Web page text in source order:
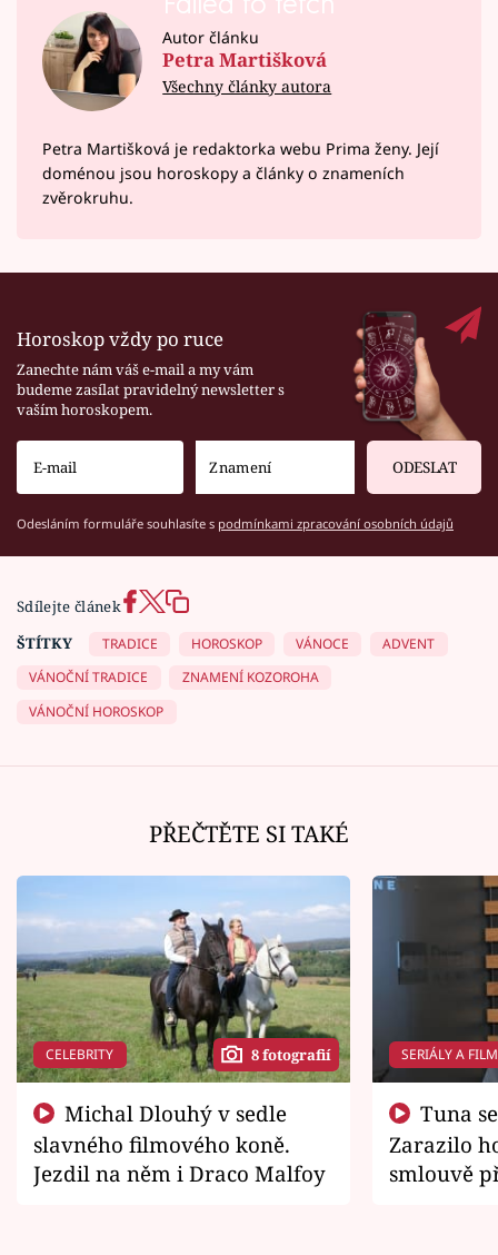
Autor článku
Petra Martišková
Všechny články autora
Petra Martišková je redaktorka webu Prima ženy. Její
doménou jsou horoskopy a články o znameních
zvěrokruhu.
Horoskop vždy po ruce
Zanechte nám váš e-mail a my vám
budeme zasílat pravidelný newsletter s
vaším horoskopem.
ODESLAT
Odesláním formuláře souhlasíte s podmínkami zpracování osobních údajů
Sdílejte článek
ŠTÍTKY
TRADICE HOROSKOP VÁNOCE
ADVENT
VÁNOČNÍ TRADICE
ZNAMENÍ KOZOROHA
VÁNOČNÍ HOROSKOP
PŘEČTĚTE SI TAKÉ
CELEBRITY 8 fotografií
slavného filmového koně.
Jezdil na něm i Draco Malfoy
SERIÁLY A
Zarazilo
smlouvě